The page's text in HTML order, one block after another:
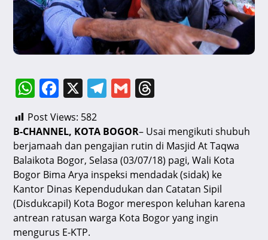
W
h
at
s
A
p
p
F
c
e
b
o
o
k
X T
e
gr
a
m
G
ai
l
e
a
d
s
Post Views: 582
B-CHANNEL, KOTA BOGOR– Usai mengikuti shubuh
berjamaah dan pengajian rutin di Masjid At Taqwa
Balaikota Bogor, Selasa (03/07/18) pagi, Wali Kota
Bogor Bima Arya inspeksi mendadak (sidak) ke
Kantor Dinas Kependudukan dan Catatan Sipil
(Disdukcapil) Kota Bogor merespon keluhan karena
antrean ratusan warga Kota Bogor yang ingin
mengurus E-KTP.